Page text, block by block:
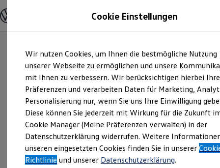
Hauptinhalt
springen
Footer
springen
Modelle und Konfigurator
Modelle vergleichen
Elektroautos
ENERGY Sondermodelle
Nutzfahrzeuge
SUV und CUV
Familienautos
Kombis
Kompaktwagen
Sportwagen
Schnell verfügbare Fahrzeuge
Angebote und Produkte
Aktuelle Angebote
E-Auto-Förderung
Volkswagen Marktplatz
Cookie Einstellungen
Wir nutzen Cookies, um Ihnen die bestmögliche Nutzung
unserer Webseite zu ermöglichen und unsere
mit Ihnen zu verbessern. Wir berücksichtigen hierbei Ihre
Präferenzen und verarbeiten Daten für Marketing,
Personalisierung nur, wenn Sie uns Ihre Einwilligung
Diese können Sie jederzeit mit Wirkung für die Zukunft
Cookie Manager (Meine Präferenzen verwalten) in der
Datenschutzerklärung widerrufen. Weitere
unseren eingesetzten Cookies finden Sie in unserer
Richtlinie und unserer Datenschutzerklärung.